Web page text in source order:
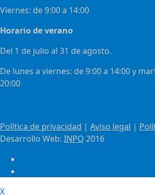
Viernes: de 9:00 a 14:00
Horario de verano
Del 1 de julio al 31 de agosto.
De lunes a viernes: de 9:00 a 14:00 y
20:00
Política de privacidad | Aviso legal |
Desarrollo Web: INPQ 2016
X